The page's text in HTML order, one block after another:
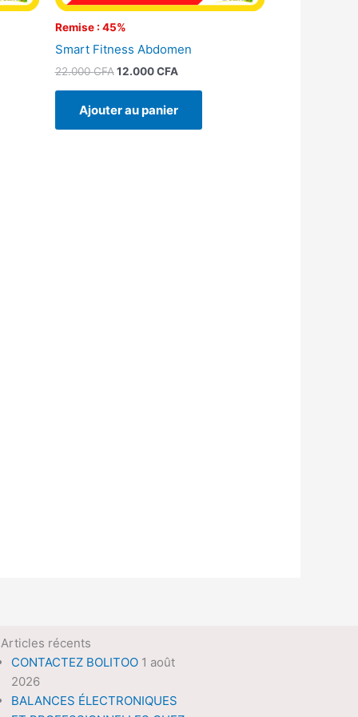
Remise : 45%
Smart Fitness Abdomen
22.000CFA 12.000CFA
Ajouter au panier
récents
CONTACTEZ BOLITOO 1 août
2026
BALANCES ÉLECTRONIQUES